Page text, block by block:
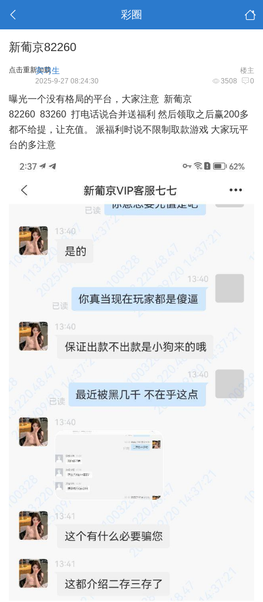
彩圈
新葡京82260
点击重新加载 楼主
实习生
3508 0
2025-9-27 08:24:30
曝光一个没有格局的平台，大家注意 新葡京
82260 83260 打电话说合并送福利 然后领取之后赢200多
都不给提，让充值。 派福利时说不限制取款游戏 大家玩平
台的多注意